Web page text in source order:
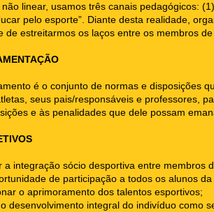
linear, usamos três canais pedagógicos:
pelo esporte”. Diante desta realidade,
de estreitarmos os laços entre os membros
é o conjunto de normas e disposições
seus pais/responsáveis e professores,
e às penalidades que dele possam
a integração sócio desportiva entre membros
de participação a todos os alunos da
o aprimoramento dos talentos esportivos;
o desenvolvimento integral do indivíduo como